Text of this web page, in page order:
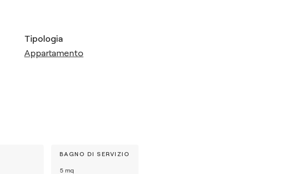
Tipologia
Appartamento
BAGNO DI SERVIZIO
5 mq